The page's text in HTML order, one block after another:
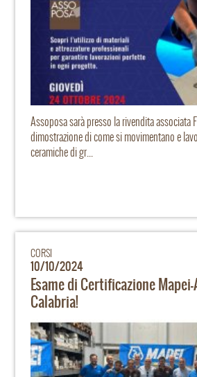
Assoposa sarà presso la rivendita associata
dimostrazione di come si movimentano e
ceramiche di gr...
CORSI
10/10/2024
Esame di Certificazione
Calabria!